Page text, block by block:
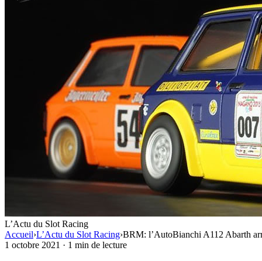
L’Actu du Slot Racing
Accueil›L’Actu du Slot Racing›BRM: l’AutoBianchi A112 Abarth
1 octobre 2021 · 1 min de lecture